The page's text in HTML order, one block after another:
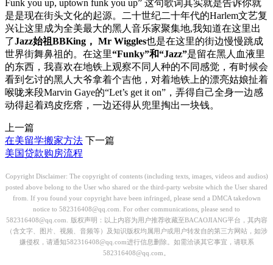
Funk you up, uptown funk you up” 这句歌词其实就是告诉你就
是是现在街头文化的起源。二十世纪二十年代的Harlem文艺复
兴让这里成为全美最大的黑人音乐家聚集地,我知道在这里出
了Jazz始祖BBKing， Mr Wiggles也是在这里的街边慢慢跳成
世界街舞鼻祖的。在这里“Funky”和“Jazz”是留在黑人血液里
的东西，我喜欢在地铁上观察不同人种的不同感觉，有时候会
看到乞讨的黑人大爷拿着个吉他，对着地铁上的漂亮姑娘扯着
喉咙来段Marvin Gaye的“Let’s get it on”，弄得自己全身一边感
动得起着鸡皮疙瘩，一边还得从兜里掏出一块钱。
上一篇
在美留学搬家方法 下一篇
美国贷款购房流程
Copyright Disclaimer: The copyright of contents (including texts, images, videos and audios)
posted above belong to the User who shared or the third-party website which the User shared
from. If you found your copyright have been infringed, please send a DMCA takedown
notice to 582316408@qq.com. For other communications, please send to
582316408@qq.com.
版权声明：以上内容为用户推荐收藏至BACAOJIANG平台，其内容
（含文字、图片、视频、音频等）及知识版权均属用户或用户转发自的第三方网站，如涉
嫌侵权，请通知582316408@qq.com进行信息删除。如需洽谈其它事宜，请联系
582316408@qq.com。